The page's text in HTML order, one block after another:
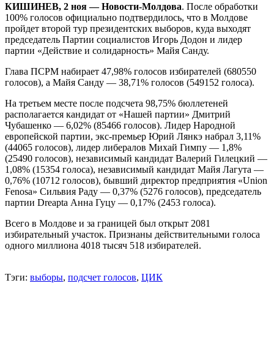
КИШИНЕВ, 2 ноя — Новости-Молдова. После обработки
100% голосов официально подтвердилось, что в Молдове
пройдет второй тур президентских выборов, куда выходят
председатель Партии социалистов Игорь Додон и лидер
партии «Действие и солидарность» Майя Санду.
Глава ПСРМ набирает 47,98% голосов избирателей (680550
голосов), а Майя Санду — 38,71% голосов (549152 голоса).
На третьем месте после подсчета 98,75% бюллетеней
располагается кандидат от «Нашей партии» Дмитрий
Чубашенко — 6,02% (85466 голосов). Лидер Народной
европейской партии, экс-премьер Юрий Лянкэ набрал 3,11%
(44065 голосов), лидер либералов Михай Гимпу — 1,8%
(25490 голосов), независимый кандидат Валерий Гилецкий —
1,08% (15354 голоса), независимый кандидат Майя Лагута —
0,76% (10712 голосов), бывший директор предприятия «Union
Fenosa» Сильвия Раду — 0,37% (5276 голосов), председатель
партии Dreapta Анна Гуцу — 0,17% (2453 голоса).
Всего в Молдове и за границей был открыт 2081
избирательный участок. Признаны действительными голоса
одного миллиона 4018 тысяч 518 избирателей.
Тэги: выборы, подсчет голосов, ЦИК